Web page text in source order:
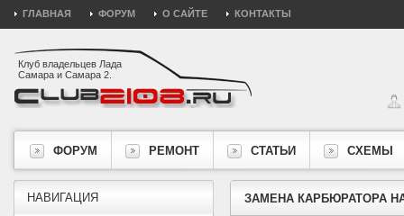
ГЛАВНАЯ ФОРУМ О САЙТЕ КОНТАКТЫ
Клуб владельцев Лада
Самара и Самара 2.
ФОРУМ РЕМОНТ СТАТЬИ СХЕМЫ
ЗАМЕНА КАРБЮРАТОРА
НАВИГАЦИЯ